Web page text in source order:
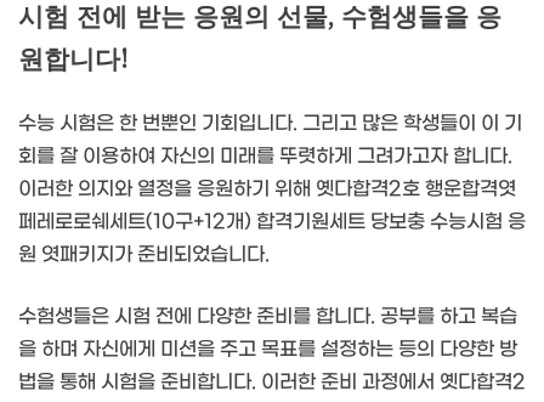
시험 전에 받는 응원의 선물, 수험생들을 응
원합니다!
수능 시험은 한 번뿐인 기회입니다. 그리고 많은 학생들이 이 기
회를 잘 이용하여 자신의 미래를 뚜렷하게 그려가고자 합니다.
이러한 의지와 열정을 응원하기 위해 옛다합격2호 행운합격엿
페레로로쉐세트(10구+12개) 합격기원세트 당보충 수능시험 응
원 엿패키지가 준비되었습니다.
수험생들은 시험 전에 다양한 준비를 합니다. 공부를 하고 복습
을 하며 자신에게 미션을 주고 목표를 설정하는 등의 다양한 방
법을 통해 시험을 준비합니다. 이러한 준비 과정에서 옛다합격2